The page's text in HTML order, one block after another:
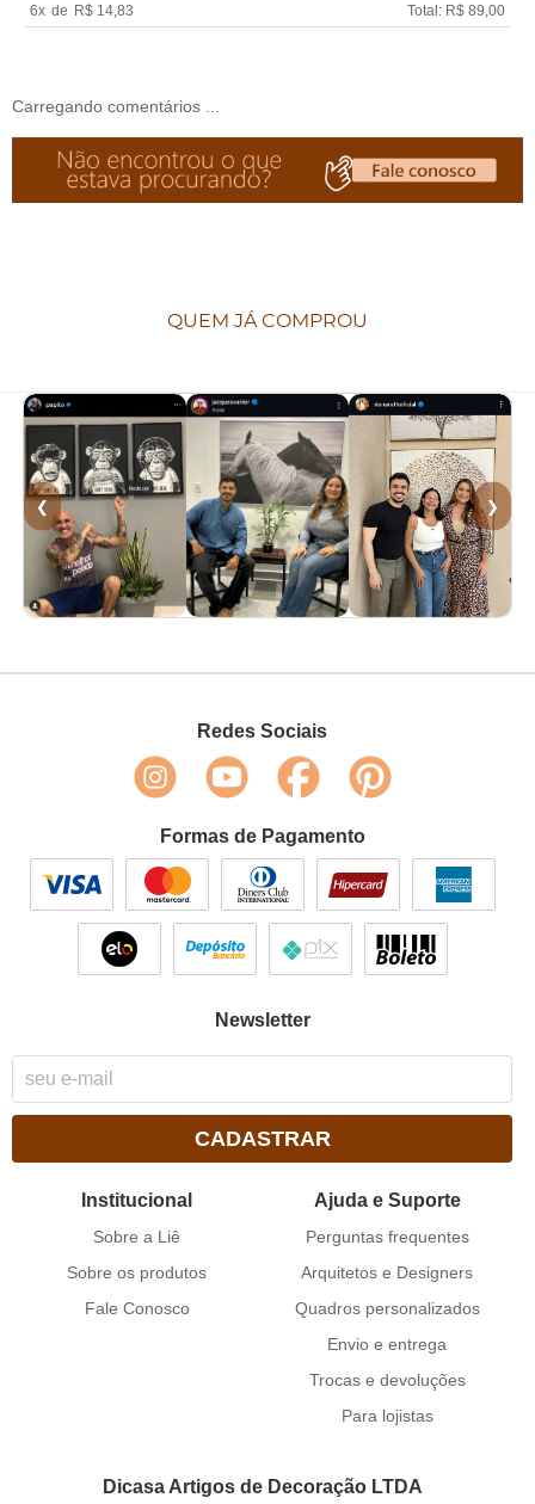
6x de R$ 14,83 Total: R$ 89,00
Carregando comentários ...
QUEM JÁ COMPROU
❮ ❯
Redes Sociais
Formas de Pagamento
Newsletter
CADASTRAR
Institucional
Sobre a Liê
Sobre os produtos
Fale Conosco
Ajuda e Suporte
Perguntas frequentes
Arquitetos e Designers
Quadros personalizados
Envio e entrega
Trocas e devoluções
Para lojistas
Dicasa Artigos de Decoração LTDA